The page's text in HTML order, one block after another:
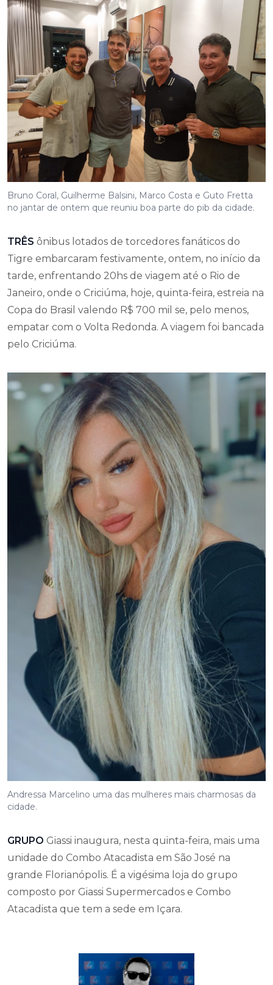
Bruno Coral, Guilherme Balsini, Marco Costa e Guto Fretta
no jantar de ontem que reuniu boa parte do pib da cidade.
TRÊS ônibus lotados de torcedores fanáticos do
Tigre embarcaram festivamente, ontem, no início da
tarde, enfrentando 20hs de viagem até o Rio de
Janeiro, onde o Criciúma, hoje, quinta-feira, estreia na
Copa do Brasil valendo R$ 700 mil se, pelo menos,
empatar com o Volta Redonda. A viagem foi bancada
pelo Criciúma.
Andressa Marcelino uma das mulheres mais charmosas da
cidade.
GRUPO Giassi inaugura, nesta quinta-feira, mais uma
unidade do Combo Atacadista em São José na
grande Florianópolis. É a vigésima loja do grupo
composto por Giassi Supermercados e Combo
Atacadista que tem a sede em Içara.